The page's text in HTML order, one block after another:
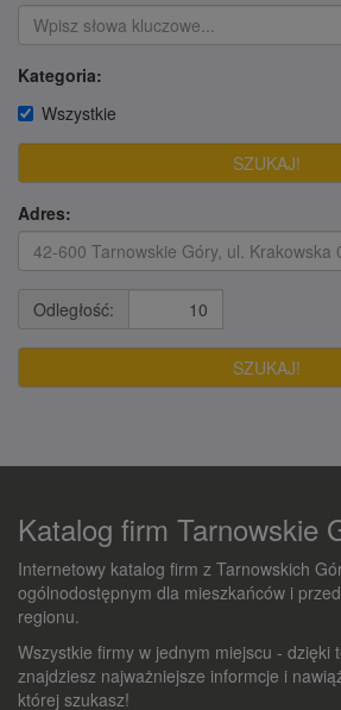
Kategoria:
Wszystkie
Adres:
Odległość:
Katalog firm Tarnowskie
Internetowy katalog firm z Tarnowskich
ogólnodostępnym dla mieszkańców i
regionu.
Wszystkie firmy w jednym miejscu - dzięki
znajdziesz najważniejsze informcje i
której szukasz!